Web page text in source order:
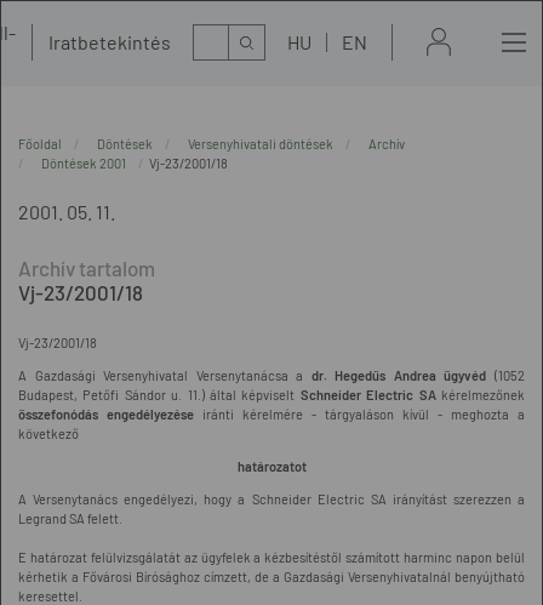
Iratbetekintés Kereső HU EN
Főoldal Döntések Versenyhivatali döntések
Archív
Döntések 2001
Vj-23/2001/18
2001. 05. 11.
Vj-23/2001/18
Vj-23/2001/18
A Gazdasági Versenyhivatal Versenytanácsa a dr. Hegedűs Andrea ügyvéd (1052
Budapest, Petőfi Sándor u. 11.) által képviselt Schneider Electric SAkérelmezőnek
összefonódás engedélyezése iránti kérelmére - tárgyaláson kívül - meghozta a
következő
határozatot
A Versenytanács engedélyezi, hogy a Schneider Electric SA irányítást szerezzen a
Legrand SA felett.
E határozat felülvizsgálatát az ügyfelek a kézbesítéstől számított harminc napon belül
kérhetik a Fővárosi Bírósághoz címzett, de a Gazdasági Versenyhivatalnál benyújtható
keresettel.